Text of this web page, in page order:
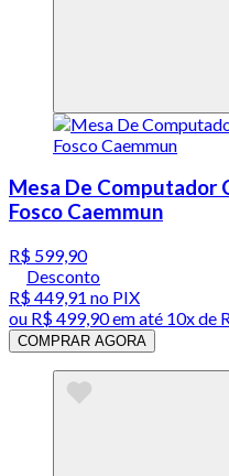
Mesa De Computador
Fosco Caemmun
R$ 599,90
Desconto
R$ 449,91 no PIX
ou R$ 499,90em até 10x de
COMPRAR AGORA